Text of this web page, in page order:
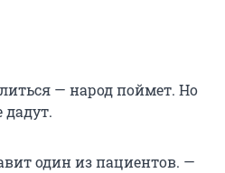
— народ поймет. Но
один из пациентов. —